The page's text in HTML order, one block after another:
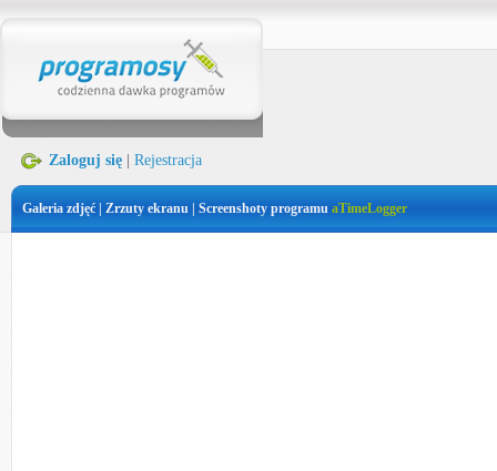
Zaloguj się Rejestracja
Galeria zdjęć | Zrzuty ekranu | Screenshoty programu aTimeLogger